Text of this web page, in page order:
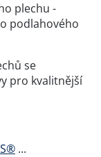
plechu -
podlahového
se
pro kvalitnější
...